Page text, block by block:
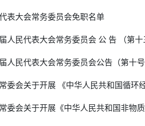
表大会常务委员会免职名单
人民代表大会常务委员会 公 告 （第十
人民代表大会常务委员会公告（第十号
委会关于开展 《中华人民共和国循环
委会关于开展《中华人民共和国非物